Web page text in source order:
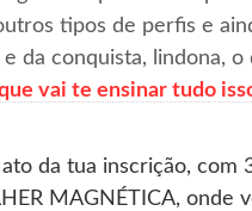
tipos de perfis e
da conquista, lindona, o
vai te ensinar tudo
da tua inscrição, com
MAGNÉTICA, onde